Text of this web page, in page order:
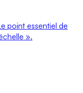
point essentiel de
».